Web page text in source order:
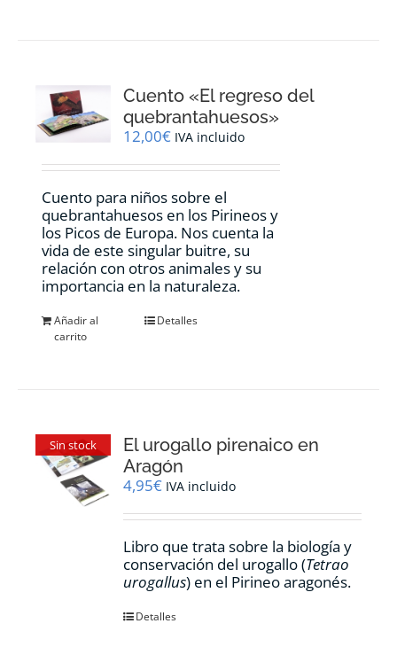
Cuento «El regreso del
quebrantahuesos»
12,00€ IVA incluido
Cuento para niños sobre el
quebrantahuesos en los Pirineos y
los Picos de Europa. Nos cuenta la
vida de este singular buitre, su
relación con otros animales y su
importancia en la naturaleza.
Añadir al
carrito
Detalles
Sin stock
El urogallo pirenaico en
Aragón
4,95€ IVA incluido
Libro que trata sobre la biología y
conservación del urogallo (Tetrao
urogallus) en el Pirineo aragonés.
Detalles